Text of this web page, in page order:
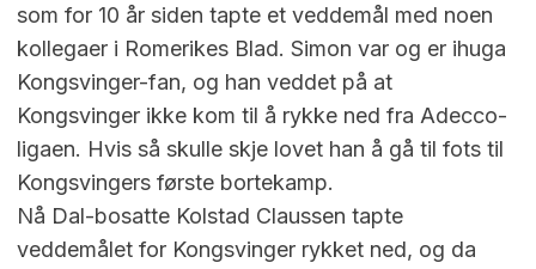
som for 10 år siden tapte et veddemål med noen
kollegaer i Romerikes Blad. Simon var og er ihuga
Kongsvinger-fan, og han veddet på at
Kongsvinger ikke kom til å rykke ned fra Adecco-
ligaen. Hvis så skulle skje lovet han å gå til fots til
Kongsvingers første bortekamp.
Nå Dal-bosatte Kolstad Claussen tapte
veddemålet for Kongsvinger rykket ned, og da